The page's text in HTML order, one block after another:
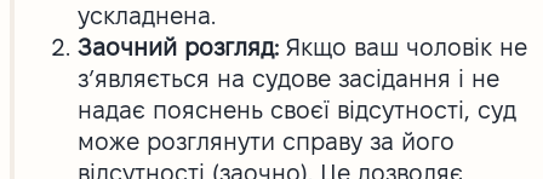
ускладнена.
Заочний розгляд:Якщо ваш чоловік не
з’являється на судове засідання і не
надає пояснень своєї відсутності, суд
може розглянути справу за його
відсутності (заочно). Це дозволяє